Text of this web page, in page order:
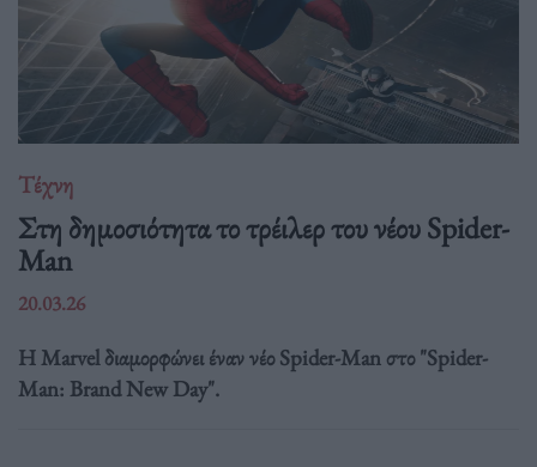
Τέχνη
Στη δημοσιότητα το τρέιλερ του νέου Spider-
Man
20.03.26
Η Marvel διαμορφώνει έναν νέο Spider-Man στο "Spider-
Man: Brand New Day".